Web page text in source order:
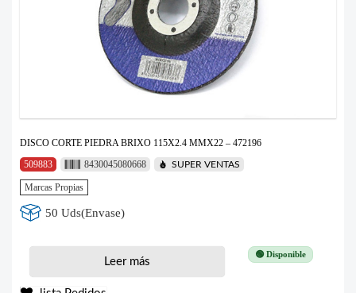
DISCO CORTE PIEDRA BRIXO 115X2.4 MMX22 – 472196
509883
8430045080668 SUPER VENTAS
Marcas Propias
50 Uds(Envase)
🟢 Disponible
Leer más